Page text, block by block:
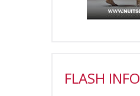
FLASH INFO